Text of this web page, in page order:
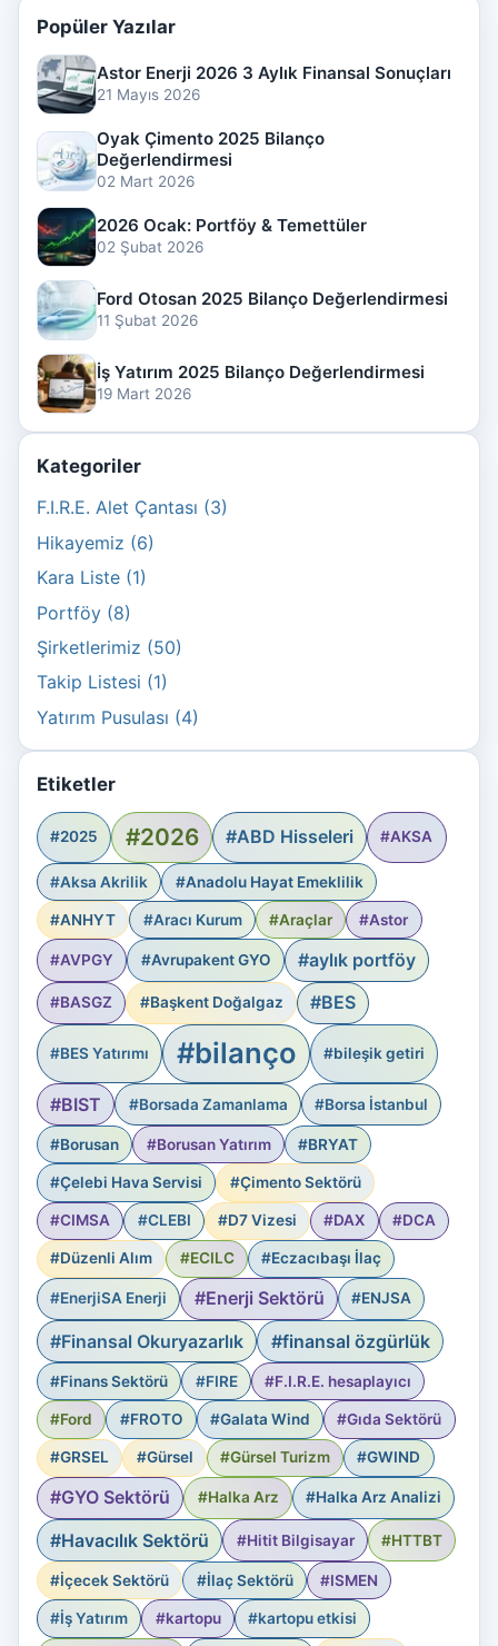
Popüler Yazılar
Astor Enerji 2026 3 Aylık Finansal Sonuçları
21 Mayıs 2026
Oyak Çimento 2025 Bilanço
Değerlendirmesi
02 Mart 2026
2026 Ocak: Portföy & Temettüler
02 Şubat 2026
Ford Otosan 2025 Bilanço Değerlendirmesi
11 Şubat 2026
İş Yatırım 2025 Bilanço Değerlendirmesi
19 Mart 2026
Kategoriler
F.I.R.E. Alet Çantası (3)
Hikayemiz (6)
Kara Liste (1)
Portföy (8)
Şirketlerimiz (50)
Takip Listesi (1)
Yatırım Pusulası (4)
Etiketler
#2025 #2026 #ABD Hisseleri #AKSA
#Aksa Akrilik #Anadolu Hayat Emeklilik
#ANHYT #Aracı Kurum #Araçlar #Astor
#AVPGY #Avrupakent GYO #aylık portföy
#BASGZ #Başkent Doğalgaz #BES
#BES Yatırımı #bilanço #bileşik getiri
#BIST #Borsada Zamanlama #Borsa İstanbul
#Borusan #Borusan Yatırım #BRYAT
#Çelebi Hava Servisi #Çimento Sektörü
#CIMSA #CLEBI #D7 Vizesi #DAX #DCA
#Düzenli Alım #ECILC #Eczacıbaşı İlaç
#EnerjiSA Enerji #Enerji Sektörü #ENJSA
#Finansal Okuryazarlık #finansal özgürlük
#Finans Sektörü #FIRE #F.I.R.E. hesaplayıcı
#Ford #FROTO #Galata Wind #Gıda Sektörü
#GRSEL #Gürsel #Gürsel Turizm #GWIND
#GYO Sektörü #Halka Arz #Halka Arz Analizi
#Havacılık Sektörü #Hitit Bilgisayar #HTTBT
#İçecek Sektörü #İlaç Sektörü #ISMEN
#İş Yatırım #kartopu #kartopu etkisi